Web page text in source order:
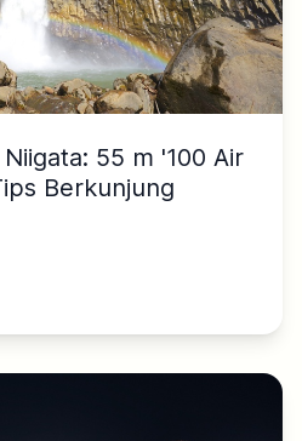
55 m '100 Air
Berkunjung